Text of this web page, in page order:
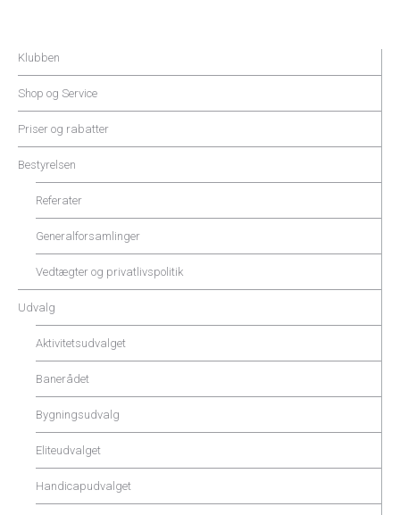
Klubben
Shop og Service
Priser og rabatter
Bestyrelsen
Referater
Generalforsamlinger
Vedtægter og privatlivspolitik
Udvalg
Aktivitetsudvalget
Banerådet
Bygningsudvalg
Eliteudvalget
Handicapudvalget